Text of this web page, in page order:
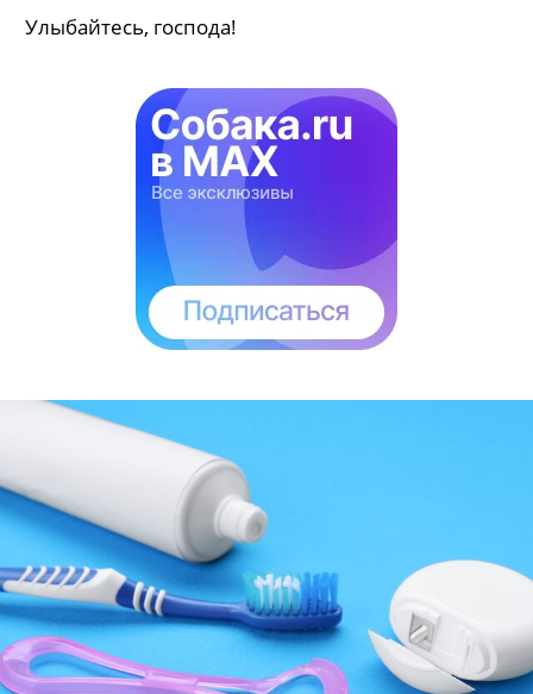
Улыбайтесь, господа!